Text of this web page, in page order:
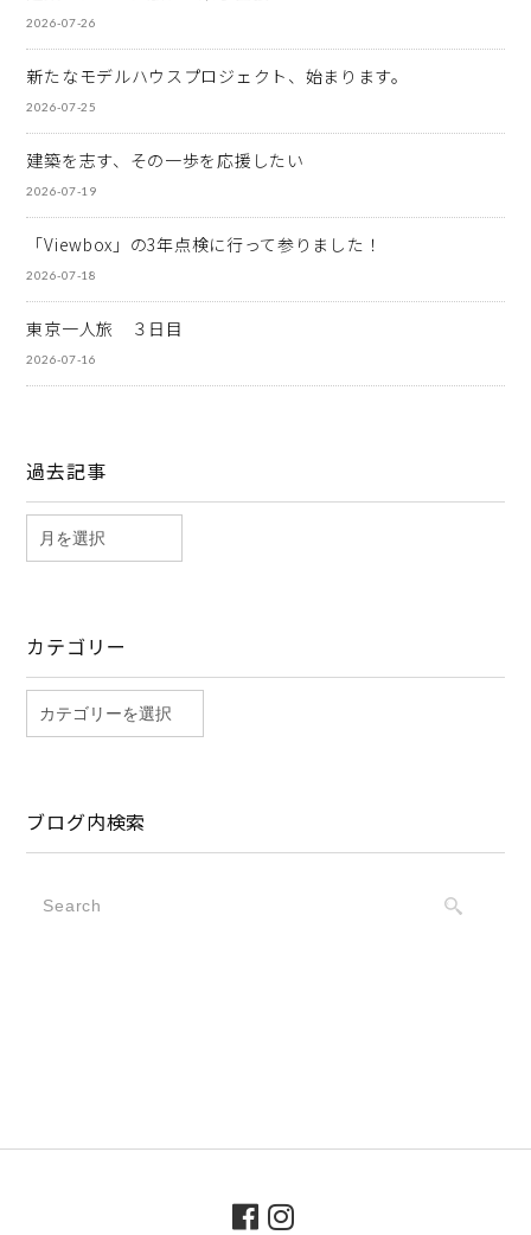
2026-07-26
新たなモデルハウスプロジェクト、始まります。
2026-07-25
建築を志す、その一歩を応援したい
2026-07-19
「Viewbox」の3年点検に行って参りました！
2026-07-18
東京一人旅 ３日目
2026-07-16
過去記事
カテゴリー
ブログ内検索